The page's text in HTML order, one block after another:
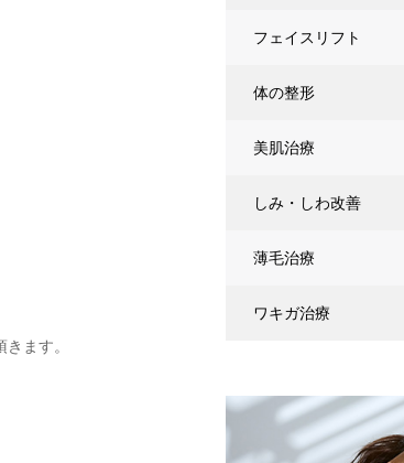
ます。
フェイスリフト
体の整形
美肌治療
しみ・しわ改善
薄毛治療
ワキガ治療